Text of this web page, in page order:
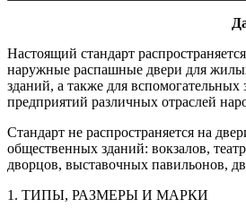
Настоящий стандарт
наружные распашные двери для
зданий, а также для
предприятий различных отраслей
Стандарт не распространяется на
общественных зданий: вокзалов,
дворцов, выставочных павильонов,
1. ТИПЫ, РАЗМЕРЫ И МАРКИ